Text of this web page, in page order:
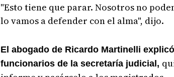
"Esto tiene que parar. Nosotros no
lo vamos a defender con el alma", dijo.
El abogado de Ricardo Martinelli
funcionarios de la secretaría judicial,